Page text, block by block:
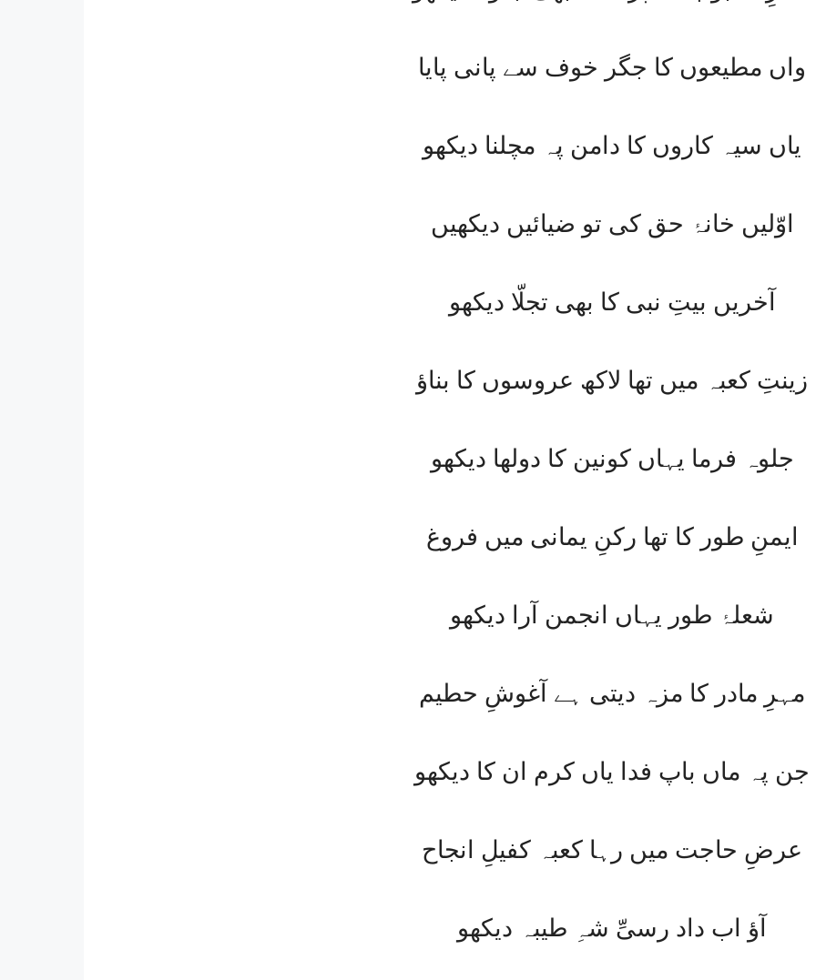
واں مطیعوں کا جگر خوف سے پانی پایا
یاں سیہ کاروں کا دامن پہ مچلنا دیکھو
اوّلیں خانۂ حق کی تو ضیائیں دیکھیں
آخریں بیتِ نبی کا بھی تجلّا دیکھو
زینتِ کعبہ میں تھا لاکھ عروسوں کا بناؤ
جلوہ فرما یہاں کونین کا دولھا دیکھو
ایمنِ طور کا تھا رکنِ یمانی میں فروغ
شعلۂ طور یہاں انجمن آرا دیکھو
مہرِ مادر کا مزہ دیتی ہے آغوشِ حطیم
جن پہ ماں باپ فدا یاں کرم ان کا دیکھو
عرضِ حاجت میں رہا کعبہ کفیلِ انجاح
آؤ اب داد رسیِّ شہِ طیبہ دیکھو